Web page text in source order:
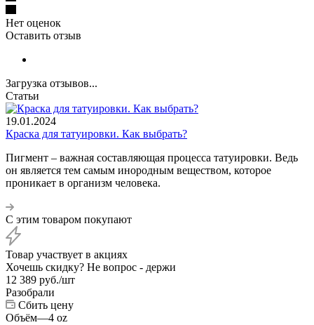
Нет оценок
Оставить отзыв
Загрузка отзывов...
Статьи
19.01.2024
Краска для татуировки. Как выбрать?
Пигмент – важная составляющая процесса татуировки. Ведь
он является тем самым инородным веществом, которое
проникает в организм человека.
С этим товаром покупают
Товар участвует в акциях
Хочешь скидку? Не вопрос - держи
12 389 руб./шт
Разобрали
Сбить цену
Объём—4 oz